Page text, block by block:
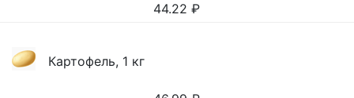
44.22 ₽
Картофель, 1 кг